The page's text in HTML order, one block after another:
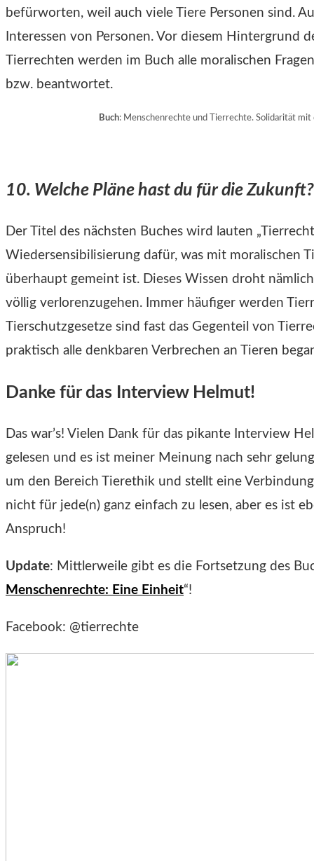
befürworten, weil auch viele Tiere Personen sind.
Interessen von Personen. Vor diesem
Tierrechten werden im Buch alle moralischen
bzw. beantwortet.
Buch: Menschenrechte und Tierrechte. Solidarität mit
10. Welche Pläne hast du für die Zukunft?
Der Titel des nächsten Buches wird lauten
Wiedersensibilisierung dafür, was mit moralischen
überhaupt gemeint ist. Dieses Wissen droht
völlig verlorenzugehen. Immer häufiger werden
Tierschutzgesetze sind fast das Gegenteil von
praktisch alle denkbaren Verbrechen an Tieren
Danke für das Interview Helmut!
Das war’s! Vielen Dank für das pikante Interview
gelesen und es ist meiner Meinung nach sehr
um den Bereich Tierethik und stellt eine
nicht für jede(n) ganz einfach zu lesen, aber es ist
Anspruch!
Update: Mittlerweile gibt es die Fortsetzung des
Menschenrechte: Eine Einheit“!
Facebook: @tierrechte